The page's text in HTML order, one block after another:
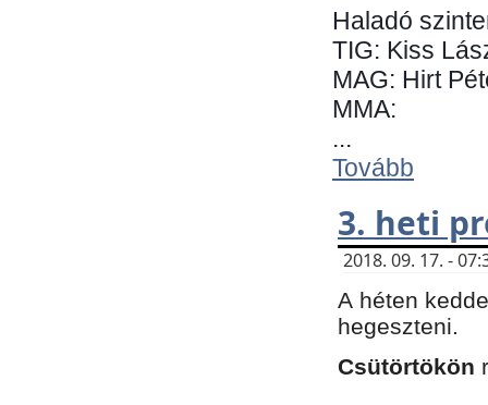
Haladó
TIG: Kiss
MAG: Hirt
MMA:
...
Tovább
3. heti
2018. 09. 17. -
A héten
hegeszteni.
Csütörtökön